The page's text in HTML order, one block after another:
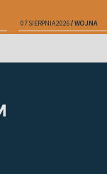
07 SIERPNIA 2026 WOJNA